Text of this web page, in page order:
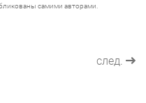
самими авторами.
след.